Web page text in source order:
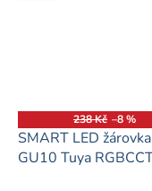
238 Kč –8 %
SMART LED žárovka
GU10 Tuya